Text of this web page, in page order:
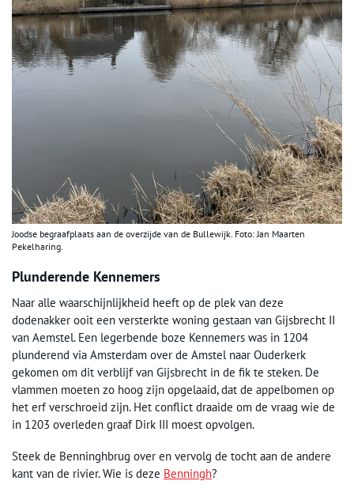
Joodse begraafplaats aan de overzijde van de Bullewijk. Foto: Jan Maarten
Pekelharing.
Plunderende Kennemers
Naar alle waarschijnlijkheid heeft op de plek van deze
dodenakker ooit een versterkte woning gestaan van Gijsbrecht II
van Aemstel. Een legerbende boze Kennemers was in 1204
plunderend via Amsterdam over de Amstel naar Ouderkerk
gekomen om dit verblijf van Gijsbrecht in de fik te steken. De
vlammen moeten zo hoog zijn opgelaaid, dat de appelbomen op
het erf verschroeid zijn. Het conflict draaide om de vraag wie de
in 1203 overleden graaf Dirk III moest opvolgen.
Steek de Benninghbrug over en vervolg de tocht aan de andere
kant van de rivier. Wie is deze Benningh?